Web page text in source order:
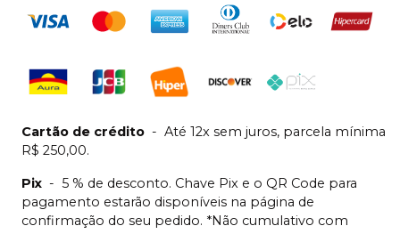
Cartão de crédito - Até 12x sem juros, parcela mínima
R$ 250,00.
Pix - 5 % de desconto. Chave Pix e o QR Code para
pagamento estarão disponíveis na página de
confirmação do seu pedido. *Não cumulativo com